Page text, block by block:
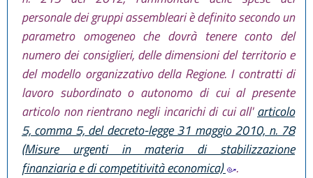
personale dei gruppi assembleari è definito secondo un
parametro omogeneo che dovrà tenere conto del
numero dei consiglieri, delle dimensioni del territorio e
del modello organizzativo della Regione. I contratti di
lavoro subordinato o autonomo di cui al presente
articolo non rientrano negli incarichi di cui all'articolo
5, comma 5, del decreto-legge 31 maggio 2010, n. 78
(Misure urgenti in materia di stabilizzazione
finanziaria e di competitività economica)
.